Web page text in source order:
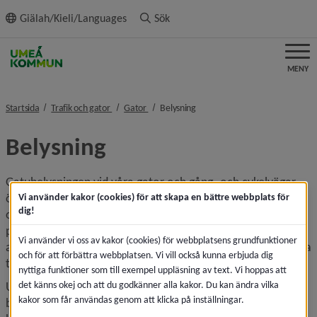
innehållet
Giälah/Kieli/Languages Sök
MENY
Startsida Trafik och gator nivå i brödsmulenavigeringen
Gator nivå i brödsmulenavigeringen
Belysningnivå i brödsmulenavigeringen
Belysning
Gatubelysningen vid våra gator och gång- och cykelvägar
ökar säkerheten för trafikanterna. Den bidrar också till
ordning och säkerhet på allmänna platser som torg och
parker och ger trevligare miljöer. Kommunen prioriterar
arbetet att minska lampornas energi­användning och att öka
trygghetskänslan genom belysning.
Umeå kommun ansvarar för cirka 30 000
belysningsarmaturer. Trafikverket ansvarar för
Vi använder kakor (cookies) för att skapa en bättre webbplats för
dig!
Vi använder vi oss av kakor (cookies) för webbplatsens grundfunktioner
och för att förbättra webbplatsen. Vi vill också kunna erbjuda dig
nyttiga funktioner som till exempel uppläsning av text. Vi hoppas att
det känns okej och att du godkänner alla kakor. Du kan ändra vilka
kakor som får användas genom att klicka på inställningar.